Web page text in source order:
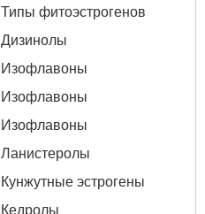
Типы фитоэстрогенов
Дизинолы
Изофлавоны
Изофлавоны
Изофлавоны
Ланистеролы
Кунжутные эстрогены
Кедролы